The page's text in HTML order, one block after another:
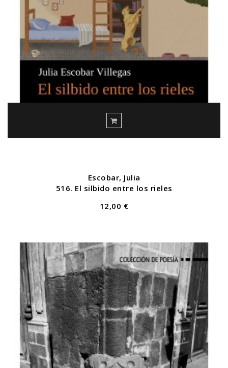
Escobar, Julia
516. El silbido entre los rieles
12,00 €